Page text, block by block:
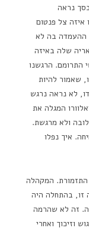
נראה
איזה צל פנטום
ההעמדה בה לא
שלה באיזה
התרומם. הרגשנו
שאמור להיות
לא נראה נרגש
המגלה את
ולא מרגשת.
איך נפלו
התזמורת. המקהלה
זו, בהתחלה היה
זה לא שהרמה
וזיכוך ואחרי